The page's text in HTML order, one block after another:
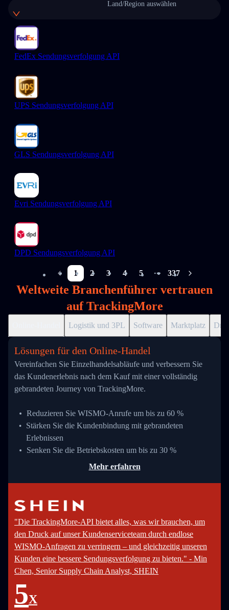
Land/Region auswählen
FedEx Sendungsverfolgung API
UPS Sendungsverfolgung API
GLS Sendungsverfolgung API
Evri Sendungsverfolgung API
DPD Sendungsverfolgung API
1 2 3 4 5
More pages
337
Weltweite Branchenführer vertrauen
auf TrackingMore
Logistik und 3PL Software Marktplatz
Lösungen für den Online-Handel
Vereinfachen Sie Einzelhandelsabläufe und verbessern Sie
das Kundenerlebnis nach dem Kauf mit einer vollständig
gebrandeten Journey von TrackingMore.
Reduzieren Sie WISMO-Anrufe um bis zu 60 %
Stärken Sie die Kundenbindung mit gebrandeten
Erlebnissen
Senken Sie die Betriebskosten um bis zu 30 %
Mehr erfahren
"Die TrackingMore-API bietet alles, was wir brauchen, um
den Druck auf unser Kundenserviceteam durch endlose
WISMO-Anfragen zu verringern – und gleichzeitig unseren
Kunden eine bessere Sendungsverfolgung zu bieten." - Min
Chen, Senior Supply Chain Analyst, SHEIN
5X